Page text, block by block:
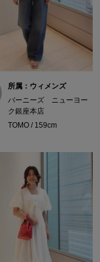
所属：ウィメンズ
バーニーズ ニューヨー
ク銀座本店
TOMO / 159cm